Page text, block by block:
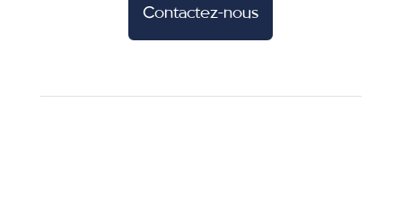
Contactez-nous